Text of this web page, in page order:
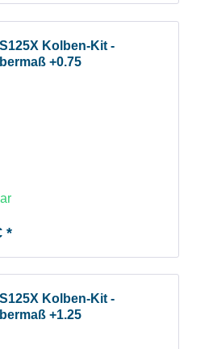
Kolben-Kit -
+0.75
*
Kolben-Kit -
+1.25